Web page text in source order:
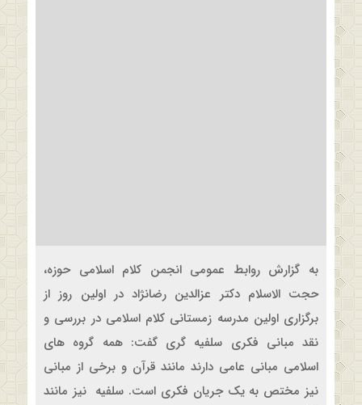
به گزارش روابط عمومی انجمن کلام اسلامی حوزه،
حجت الاسلام دکتر عزالدین رضانژاد در اولین روز از
برگزاری اولین مدرسه زمستانی کلام اسلامی در بررسی و
نقد مبانی فکری سلفیه گری گفت: همه گروه های
اسلامی مبانی عامی دارند مانند قرآن و برخی از مبانی
نیز مختص به یک جریان فکری است. سلفیه نیز مانند